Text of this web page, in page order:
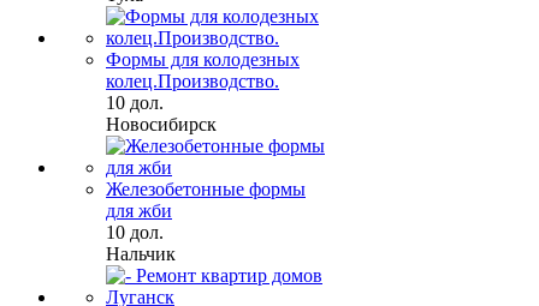
Формы для колодезных
колец.Производство.
10 дол.
Новосибирск
Железобетонные формы
для жби
10 дол.
Нальчик